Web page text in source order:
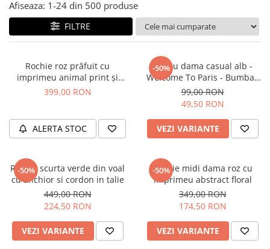
Tricouri si topuri
Rochii de eveniment
Afiseaza: 1-24 din 500 produse
FILTRE
Rochie roz prăfuit cu
imprimeu animal print și
curea
399,00 RON
ALERTA STOC
-50%
Tricou dama casual alb -
Welcome To Paris - Bumbac
Organic
99,00 RON
49,50 RON
VEZI VARIANTE
-50%
Rochie scurta verde din voal
cu anchior si cordon in talie
449,00 RON
224,50 RON
VEZI VARIANTE
-50%
Rochie midi dama roz cu
imprimeu abstract floral
349,00 RON
174,50 RON
VEZI VARIANTE